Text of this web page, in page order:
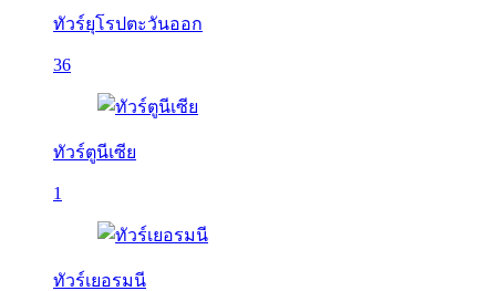
ทัวร์ยุโรปตะวันออก
36
ทัวร์ตูนีเซีย
1
ทัวร์เยอรมนี